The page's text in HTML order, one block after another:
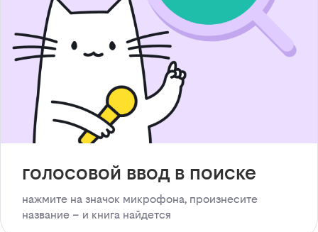
голосовой ввод в поиске
нажмите на значок микрофона, произнесите
название – и книга найдется